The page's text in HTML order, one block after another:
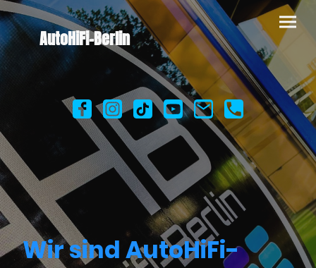
AutoHiFi-Berlin
Wir sind AutoHiFi-